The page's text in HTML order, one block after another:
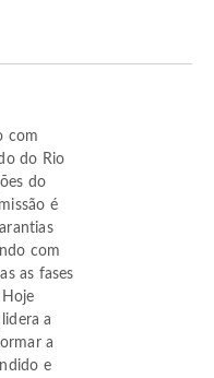
com
do Rio
do
é
com
as fases
a
a
e